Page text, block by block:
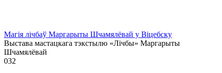
Магія лічбаў Маргарыты Шчамялёвай у Віцебску
Выстава мастацкага тэкстылю «Лічбы» Маргарыты
Шчамялёвай
032